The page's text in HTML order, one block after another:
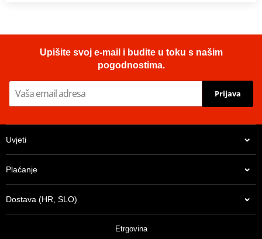
Upišite svoj e-mail i budite u toku s našim
pogodnostima.
Prijava
Uvjeti
Plaćanje
Dostava (HR, SLO)
Etrgovina